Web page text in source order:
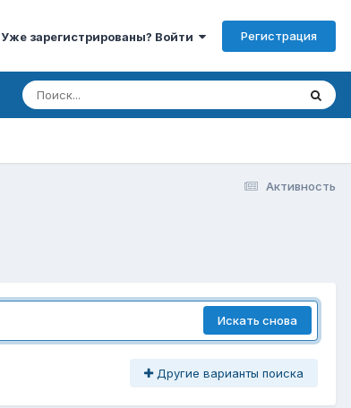
Уже зарегистрированы? Войти Регистрация
Активность
Искать снова
Другие варианты поиска